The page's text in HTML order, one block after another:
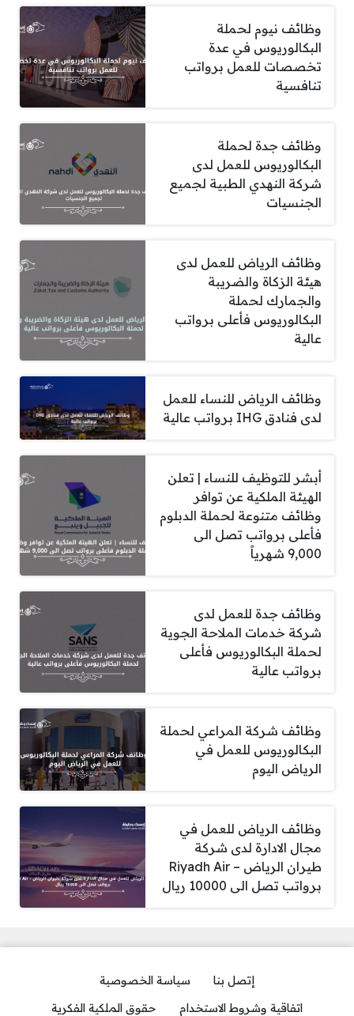
وظائف نيوم لحملة
البكالوريوس في عدة
تخصصات للعمل برواتب
تنافسية
وظائف جدة لحملة
البكالوريوس للعمل لدى
شركة النهدي الطبية لجميع
الجنسيات
وظائف الرياض للعمل لدى
هيئة الزكاة والضريبة
والجمارك لحملة
البكالوريوس فأعلى برواتب
عالية
وظائف الرياض للنساء للعمل
لدى فنادق IHG برواتب عالية
أبشر للتوظيف للنساء | تعلن
الهيئة الملكية عن توافر
وظائف متنوعة لحملة الدبلوم
فأعلى برواتب تصل الى
9,000 شهرياً
وظائف جدة للعمل لدى
شركة خدمات الملاحة الجوية
لحملة البكالوريوس فأعلى
برواتب عالية
وظائف شركة المراعي لحملة
البكالوريوس للعمل في
الرياض اليوم
وظائف الرياض للعمل في
مجال الادارة لدى شركة
طيران الرياض – Riyadh Air
برواتب تصل الى 10000 ريال
إتصل بنا
سياسة الخصوصية
اتفاقية وشروط الاستخدام
حقوق الملكية الفكرية